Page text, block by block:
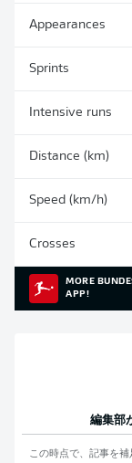
Appearances
Sprints
Intensive runs
Distance (km)
Speed (km/h)
Crosses
MORE
APP!
編集部
この時点で、記事を補